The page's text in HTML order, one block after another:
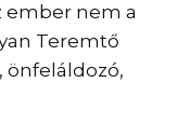
ember nem a
Teremtő
önfeláldozó,